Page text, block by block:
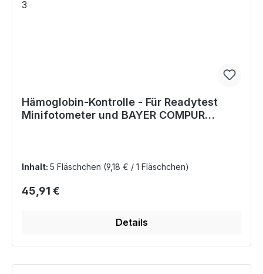
Hämoglobin-Kontrolle - Für Readytest
Minifotometer und BAYER COMPUR
Inhalt: 5 Fläschchen (9,18 € / 1 Fläschchen)
Regulärer Preis:
45,91 €
Details